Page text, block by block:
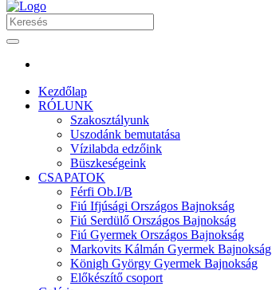
Kezdőlap
RÓLUNK
Szakosztályunk
Uszodánk bemutatása
Vízilabda edzőink
Büszkeségeink
CSAPATOK
Férfi Ob.I/B
Fiú Ifjúsági Országos Bajnokság
Fiú Serdülő Országos Bajnokság
Fiú Gyermek Országos Bajnokság
Markovits Kálmán Gyermek Bajnokság
Königh György Gyermek Bajnokság
Előkészítő csoport